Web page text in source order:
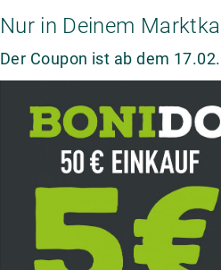
Nur in Deinem
Der Coupon ist ab dem